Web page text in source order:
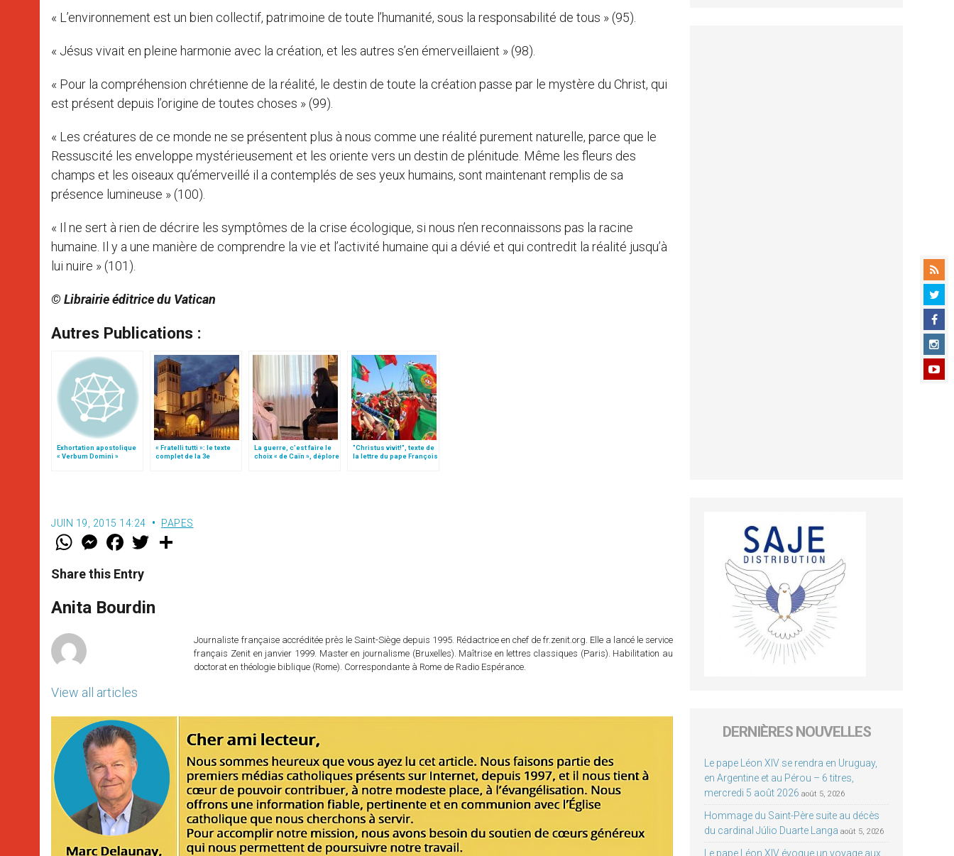
« L’environnement est un bien collectif, patrimoine de toute l’humanité, sous la responsabilité de tous » (95).
« Jésus vivait en pleine harmonie avec la création, et les autres s’en émerveillaient » (98).
« Pour la compréhension chrétienne de la réalité, le destin de toute la création passe par le mystère du Christ, qui
est présent depuis l’origine de toutes choses » (99).
« Les créatures de ce monde ne se présentent plus à nous comme une réalité purement naturelle, parce que le
Ressuscité les enveloppe mystérieusement et les oriente vers un destin de plénitude. Même les fleurs des
champs et les oiseaux qu’émerveillé il a contemplés de ses yeux humains, sont maintenant remplis de sa
présence lumineuse » (100).
« Il ne sert à rien de décrire les symptômes de la crise écologique, si nous n’en reconnaissons pas la racine
humaine. Il y a une manière de comprendre la vie et l’activité humaine qui a dévié et qui contredit la réalité jusqu’à
lui nuire » (101).
© Librairie éditrice du Vatican
Autres Publications :
Exhortation apostolique
« Verbum Domini »
« Fratelli tutti »: le texte
complet de la 3e
La guerre, c’est faire le
choix « de Caïn », déplore
"Christus vivit!", texte de
la lettre du pape François
JUIN 19, 2015 14:24 PAPES
W
t
s
p
p
M
e
s
e
g
e
F
a
e
b
o
k
w
r
Share this Entry
Anita Bourdin
View all articles
Journaliste française accréditée près le Saint-Siège depuis 1995. Rédactrice en chef de fr.zenit.org. Elle a lancé le service
français Zenit en janvier 1999. Master en journalisme (Bruxelles). Maîtrise en lettres classiques (Paris). Habilitation au
doctorat en théologie biblique (Rome). Correspondante à Rome de Radio Espérance.
DERNIÈRES NOUVELLES
Le pape Léon XIV se rendra en Uruguay,
en Argentine et au Pérou – 6 titres,
mercredi 5 août 2026 août 5, 2026
Hommage du Saint-Père suite au décès
du cardinal Júlio Duarte Langa août 5, 2026
Le pape Léon XIV évoque un voyage aux